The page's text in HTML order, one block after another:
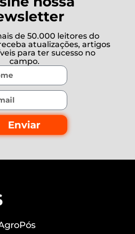
de 50.000 leitores do
atualizações, artigos
para ter sucesso no
campo.
Enviar